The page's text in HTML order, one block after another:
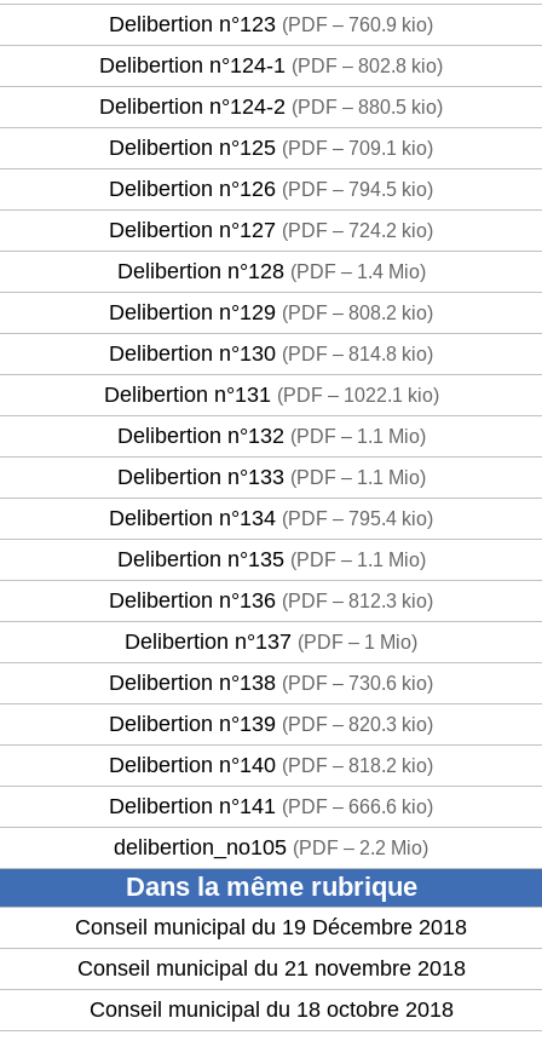
Delibertion n°123 (PDF – 760.9 kio)
Delibertion n°124-1 (PDF – 802.8 kio)
Delibertion n°124-2 (PDF – 880.5 kio)
Delibertion n°125 (PDF – 709.1 kio)
Delibertion n°126 (PDF – 794.5 kio)
Delibertion n°127 (PDF – 724.2 kio)
Delibertion n°128 (PDF – 1.4 Mio)
Delibertion n°129 (PDF – 808.2 kio)
Delibertion n°130 (PDF – 814.8 kio)
Delibertion n°131 (PDF – 1022.1 kio)
Delibertion n°132 (PDF – 1.1 Mio)
Delibertion n°133 (PDF – 1.1 Mio)
Delibertion n°134 (PDF – 795.4 kio)
Delibertion n°135 (PDF – 1.1 Mio)
Delibertion n°136 (PDF – 812.3 kio)
Delibertion n°137 (PDF – 1 Mio)
Delibertion n°138 (PDF – 730.6 kio)
Delibertion n°139 (PDF – 820.3 kio)
Delibertion n°140 (PDF – 818.2 kio)
Delibertion n°141 (PDF – 666.6 kio)
delibertion_no105 (PDF – 2.2 Mio)
Dans la même rubrique
Conseil municipal du 19 Décembre 2018
Conseil municipal du 21 novembre 2018
Conseil municipal du 18 octobre 2018